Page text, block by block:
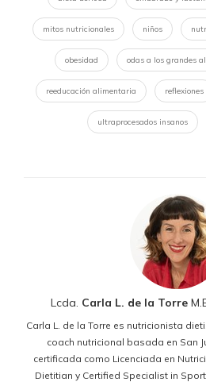
mitos nutricionales niños
obesidad odas a los grandes
reeducación alimentaria reflexiones
ultraprocesados insanos
Lcda. Carla L. de la Torre
Carla L. de la Torre es nutricionista
coach nutricional basada en San
certificada como Licenciada en
Dietitian y Certified Specialist in